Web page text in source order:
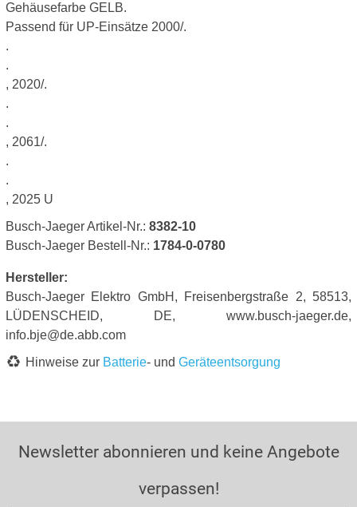
Gehäusefarbe GELB.
Passend für UP-Einsätze 2000/.
.
.
, 2020/.
.
.
, 2061/.
.
.
, 2025 U
Busch-Jaeger Artikel-Nr.: 8382-10
Busch-Jaeger Bestell-Nr.: 1784-0-0780
Hersteller:
Busch-Jaeger Elektro GmbH, Freisenbergstraße 2, 58513,
LÜDENSCHEID, DE, www.busch-jaeger.de,
info.bje@de.abb.com
Hinweise zur Batterie- und Geräteentsorgung
Newsletter abonnieren und keine Angebote
verpassen!